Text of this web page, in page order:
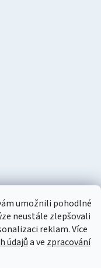
umožnili pohodlné
neustále zlepšovali
reklam. Více
údajůa ve zpracování